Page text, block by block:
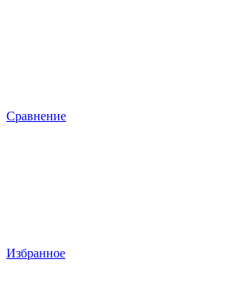
Сравнение
Избранное